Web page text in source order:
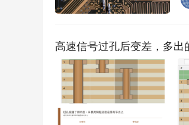
高速信号过孔后变差，多出